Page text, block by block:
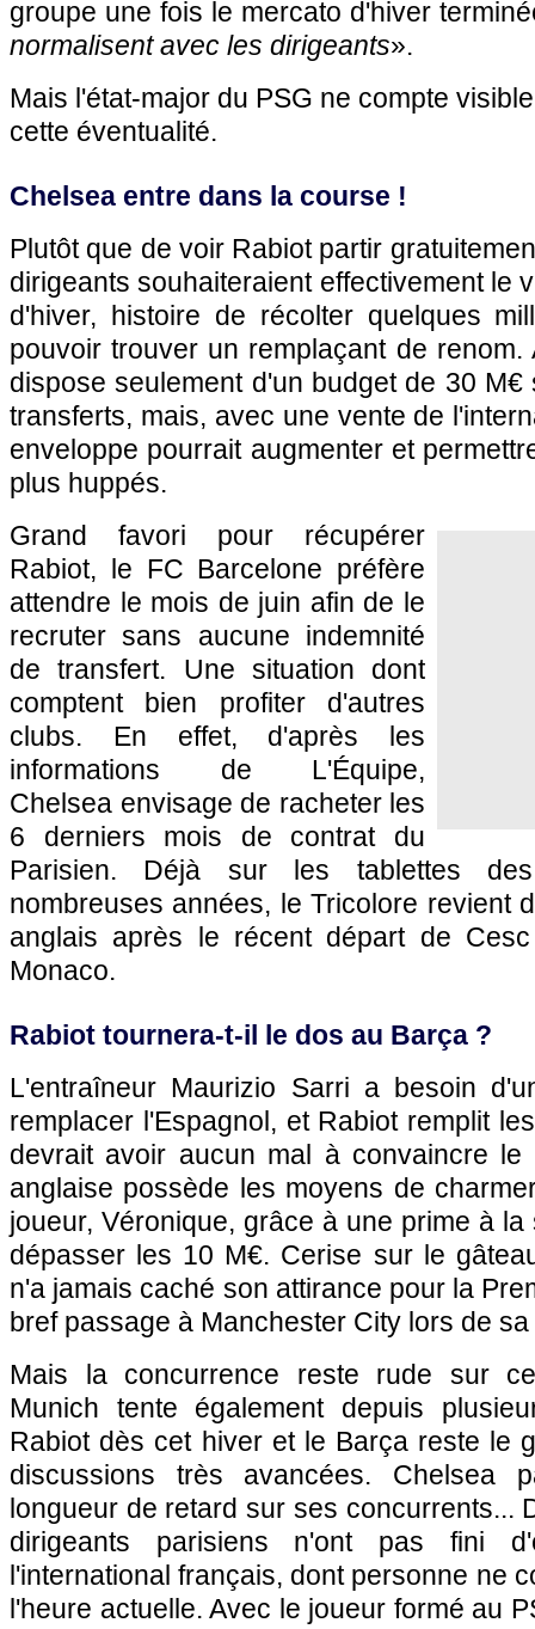
groupe une fois le mercato d'hiver
normalisent avec les dirigeants».
Mais l'état-major du PSG ne compte
cette éventualité.
Chelsea entre dans la course !
Plutôt que de voir Rabiot partir
dirigeants souhaiteraient effectivement le
d'hiver, histoire de récolter quelques
pouvoir trouver un remplaçant de renom.
dispose seulement d'un budget de 30
transferts, mais, avec une vente de
enveloppe pourrait augmenter et
plus huppés.
Grand favori pour récupérer
Rabiot, le FC Barcelone préfère
attendre le mois de juin afin de le
recruter sans aucune indemnité
de transfert. Une situation dont
comptent bien profiter d'autres
clubs. En effet, d'après les
informations de L'Équipe,
Chelsea envisage de racheter les
6 derniers mois de contrat du
Parisien. Déjà sur les tablettes
nombreuses années, le Tricolore revient
anglais après le récent départ de
Monaco.
Rabiot tournera-t-il le dos au Barça ?
L'entraîneur Maurizio Sarri a besoin
remplacer l'Espagnol, et Rabiot remplit
devrait avoir aucun mal à convaincre le
anglaise possède les moyens de
joueur, Véronique, grâce à une prime à
dépasser les 10 M€. Cerise sur le
n'a jamais caché son attirance pour la
bref passage à Manchester City lors de
Mais la concurrence reste rude sur
Munich tente également depuis
Rabiot dès cet hiver et le Barça reste le
discussions très avancées. Chelsea
longueur de retard sur ses concurrents...
dirigeants parisiens n'ont pas fini
l'international français, dont personne ne
l'heure actuelle. Avec le joueur formé au